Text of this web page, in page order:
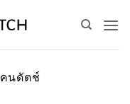
คนดัตช์